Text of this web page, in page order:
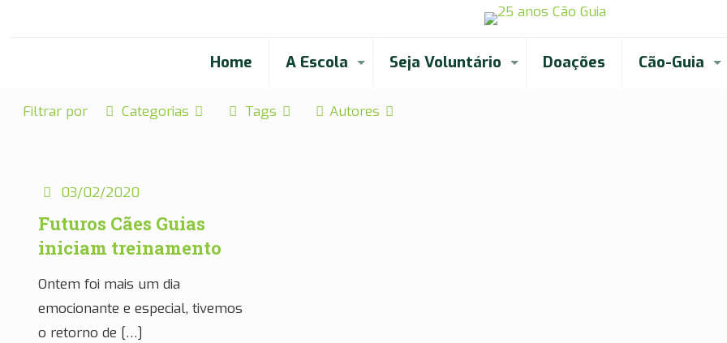
Home A Escola Seja Voluntário Doações Cão-Guia
Filtrar por Categorias Tags Autores
03/02/2020
Futuros Cães Guias
iniciam treinamento
Ontem foi mais um dia
emocionante e especial, tivemos
o retorno de […]